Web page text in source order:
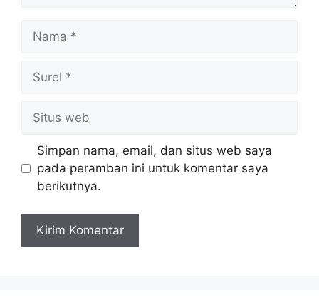
Nama
Surel
Situs
web
Simpan nama, email, dan situs web saya
pada peramban ini untuk komentar saya
berikutnya.